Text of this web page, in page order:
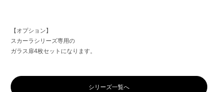
【オプション】
スカーラシリーズ専用の
ガラス扉4枚セットになります。
シリーズ一覧へ